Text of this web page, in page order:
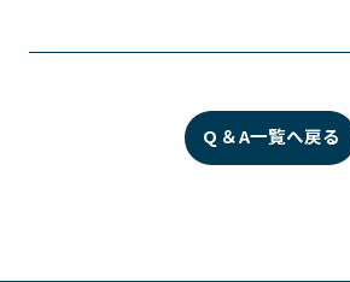
Q ＆ A一覧へ戻る